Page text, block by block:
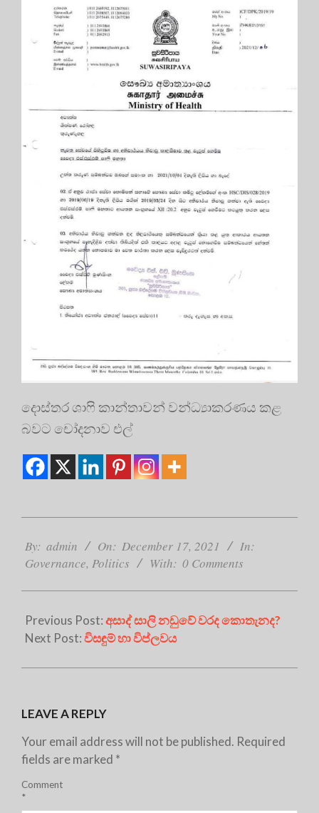
දොස්තර ශාෆි කාන්තාවන් වන්ධ්‍යාකරණය කළ
බවට චෝදනාව එල්
12-
17
By: admin On: December 17, 2021
In:
Governance, Politics With: 0 Comments
Previous Post:අසාද් සාලි නඩුවේ වරද කොතැනද?
Next Post:විසඳුම් හා විප්ලවය
LEAVE A REPLY
Your email address will not be published. Required
fields are marked *
Comment
*